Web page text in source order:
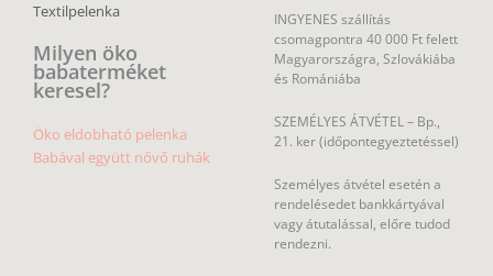
Textilpelenka
Milyen öko
babaterméket
keresel?
Öko eldobható pelenka
Babával együtt nővő ruhák
INGYENES szállítás
csomagpontra 40 000 Ft felett
Magyarországra, Szlovákiába
és Romániába
SZEMÉLYES ÁTVÉTEL – Bp.,
21. ker (időpontegyeztetéssel)
Személyes átvétel esetén a
rendelésedet bankkártyával
vagy átutalással, előre tudod
rendezni.